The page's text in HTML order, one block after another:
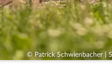
© Patrick Schwienbacher |